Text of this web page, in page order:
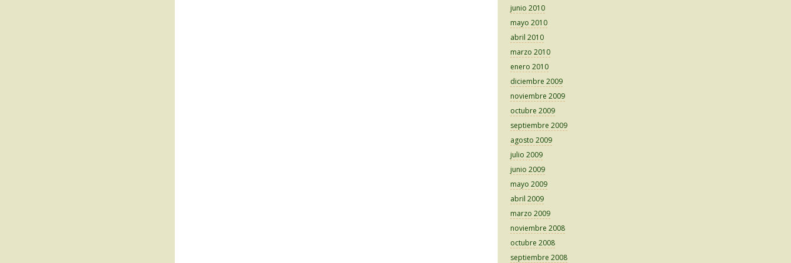
junio 2010
mayo 2010
abril 2010
marzo 2010
enero 2010
diciembre 2009
noviembre 2009
octubre 2009
septiembre 2009
agosto 2009
julio 2009
junio 2009
mayo 2009
abril 2009
marzo 2009
noviembre 2008
octubre 2008
septiembre 2008